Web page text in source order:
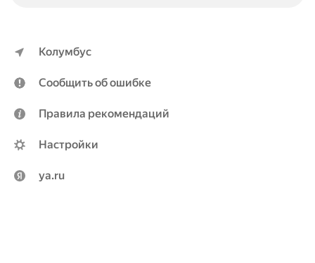
Колумбус
Сообщить об ошибке
Правила рекомендаций
Настройки
ya.ru